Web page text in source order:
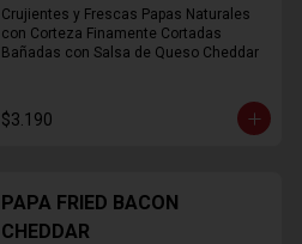
Crujientes y Frescas Papas Naturales
con Corteza Finamente Cortadas
Bañadas con Salsa de Queso Cheddar
$3.190
PAPA FRIED BACON
CHEDDAR